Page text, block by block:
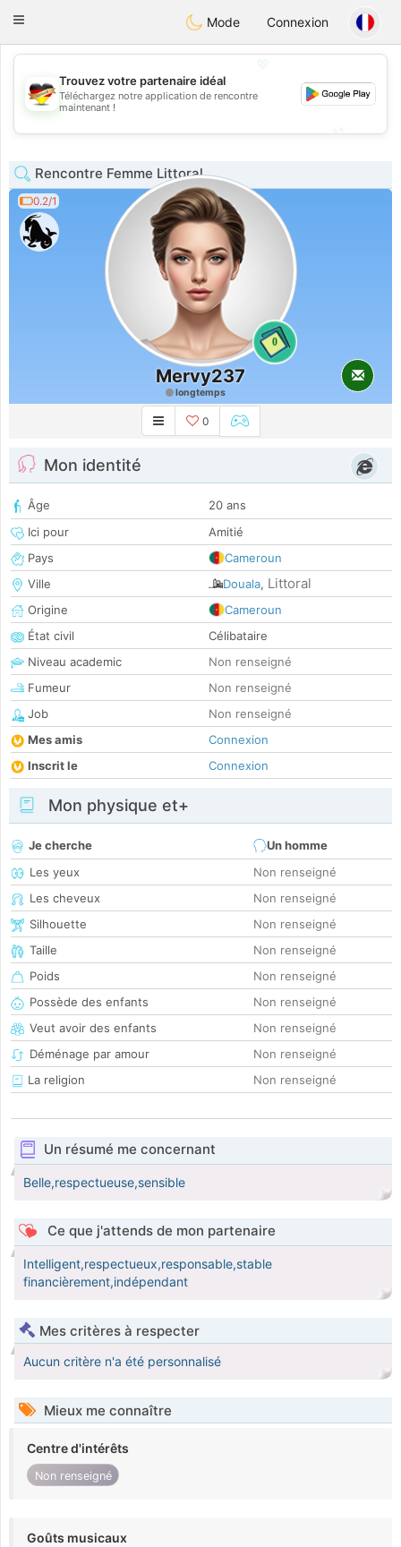
DeutschDating
Toggle
Mode Connexion
💖
Trouvez votre partenaire idéal
Téléchargez notre application de rencontre
maintenant !
Rencontre Femme Littoral
0.2/1
0
Mervy237
longtemps
0
Mon identité
Âge
20 ans
Ici pour
Amitié
Pays
Cameroun
Ville
Douala, Littoral
Origine
Cameroun
État civil
Célibataire
Niveau academic
Non renseigné
Fumeur
Non renseigné
Job
Non renseigné
Mes amis
Connexion
Inscrit le
Connexion
Mon physique et+
Je cherche
Un homme
Les yeux
Non renseigné
Les cheveux
Non renseigné
Silhouette
Non renseigné
Taille
Non renseigné
Poids
Non renseigné
Possède des enfants
Non renseigné
Veut avoir des enfants
Non renseigné
Déménage par amour
Non renseigné
La religion
Non renseigné
Un résumé me concernant
Belle,respectueuse,sensible
Ce que j'attends de mon partenaire
Intelligent,respectueux,responsable,stable
financièrement,indépendant
Mes critères à respecter
Aucun critère n'a été personnalisé
Mieux me connaître
Centre d'intérêts
Non renseigné
Goûts musicaux